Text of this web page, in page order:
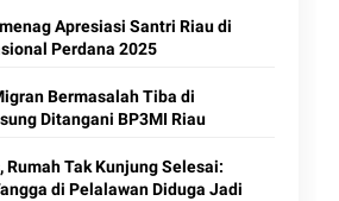
Apresiasi Santri Riau di
Perdana 2025
Bermasalah Tiba di
Ditangani BP3MI Riau
Rumah Tak Kunjung Selesai:
di Pelalawan Diduga Jadi